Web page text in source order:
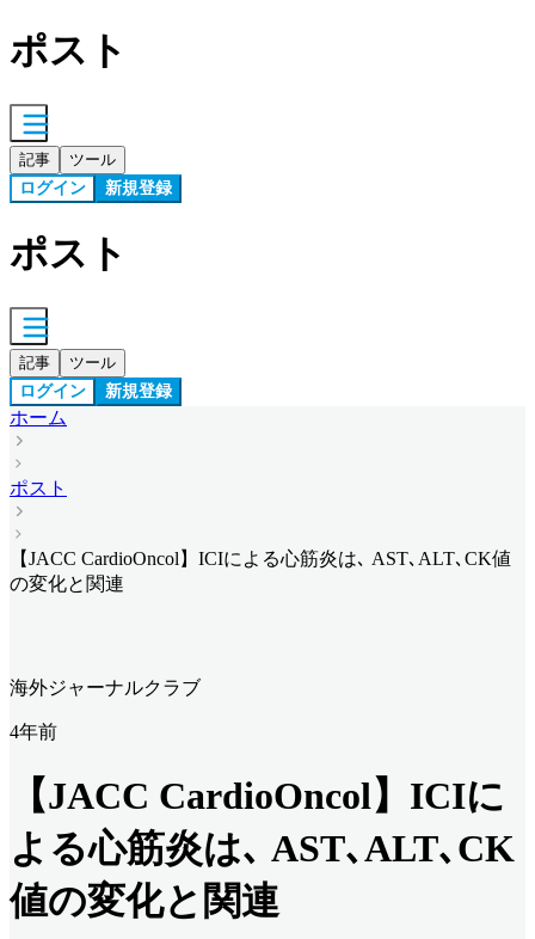
ポスト
記事 ツール
ログイン 新規登録
ポスト
記事 ツール
ログイン 新規登録
ホーム
ポスト
【JACC CardioOncol】ICIによる心筋炎は､ AST､ALT､CK値
の変化と関連
海外ジャーナルクラブ
4年前
【JACC CardioOncol】ICIに
よる心筋炎は､ AST､ALT､CK
値の変化と関連